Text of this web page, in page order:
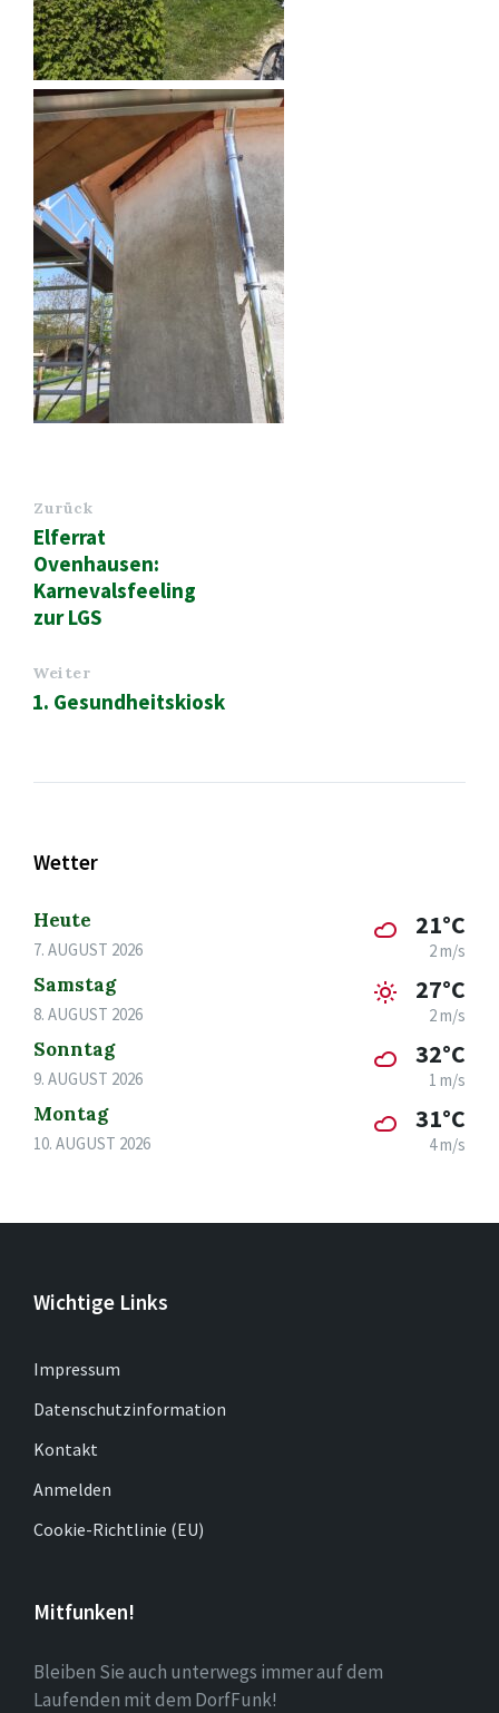
Zurück
Elferrat
Ovenhausen:
Karnevalsfeeling
zur LGS
Weiter
1. Gesundheitskiosk
Wetter
Heute
7. AUGUST 2026
21°C
2 m/s
Samstag
8. AUGUST 2026
27°C
2 m/s
Sonntag
9. AUGUST 2026
32°C
1 m/s
Montag
10. AUGUST 2026
31°C
4 m/s
Wichtige Links
Impressum
Datenschutzinformation
Kontakt
Anmelden
Cookie-Richtlinie (EU)
Mitfunken!
Bleiben Sie auch unterwegs immer auf dem
Laufenden mit dem DorfFunk!